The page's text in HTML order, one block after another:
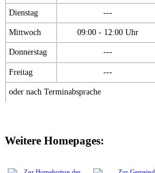
Dienstag ---
Mittwoch 09:00 - 12:00 Uhr
Donnerstag ---
Freitag ---
oder nach Terminabsprache
Weitere Homepages: